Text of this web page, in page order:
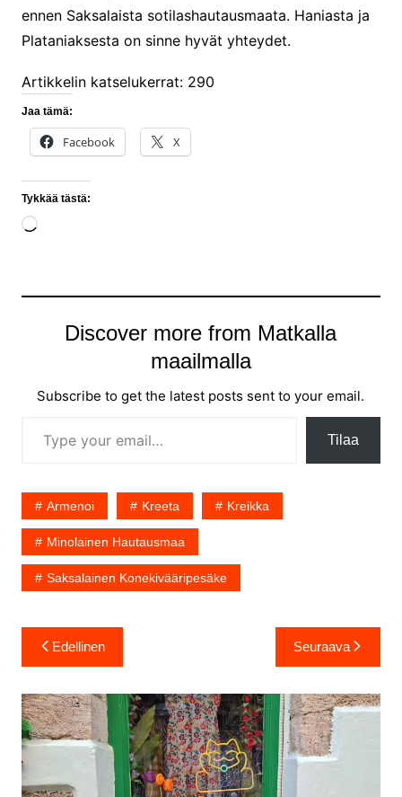
ennen Saksalaista sotilashautausmaata. Haniasta ja
Plataniaksesta on sinne hyvät yhteydet.
Artikkelin katselukerrat: 290
Jaa tämä:
Facebook X
Tykkää tästä:
Loading…
Discover more from Matkalla
maailmalla
Subscribe to get the latest posts sent to your email.
Tilaa
Armenoi Kreeta Kreikka
Minolainen Hautausmaa
Saksalainen Konekivääripesäke
Artikkelien
selaus
Edellinen Seuraava